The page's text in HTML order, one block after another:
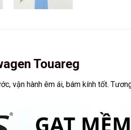
Touareg
vận hành êm ái, bám kính tốt.